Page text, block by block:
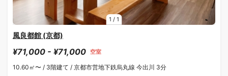
1 / 1
風良都館 (京都)
¥71,000 - ¥71,000 空室
10.60㎡〜 / 3階建て / 京都市営地下鉄烏丸線 今出川 3分